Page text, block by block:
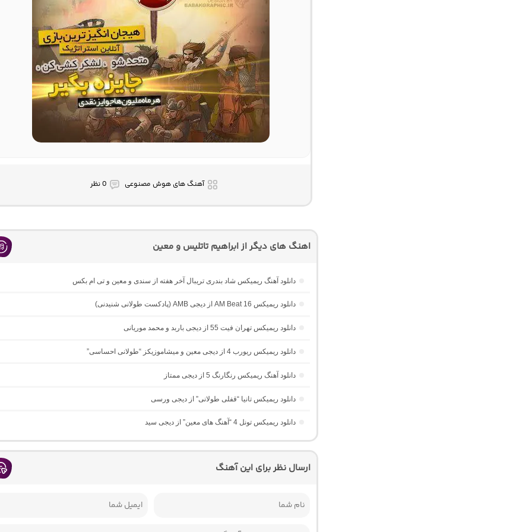
آهنگ های هوش مصنوعی 0 نظر
اهنگ های دیگر از ابراهیم تاتلیس و معین
دانلود آهنگ ریمیکس شاد بندری تریبال آخر هفته از سندی و معین و تی ام بکس
دانلود ریمیکس AM Beat 16 از دیجی AMB (پادکست طولانی شنیدنی)
دانلود ریمیکس تهران فیت 55 از دیجی باربد و محمد موریانی
دانلود ریمیکس ریورب 4 از دیجی معین و میشاموزیکز “طولانی احساسی”
دانلود آهنگ ریمیکس رنگارنگ 5 از دیجی ممتاز
دانلود ریمیکس تانیا “قفلی طولانی” از دیجی ورسی
دانلود ریمیکس تونل 4 “آهنگ های معین” از دیجی سید
ارسال نظر برای این آهنگ